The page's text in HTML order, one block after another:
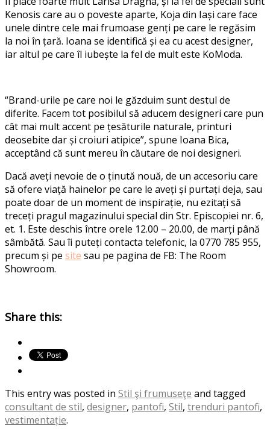
Kenosis care au o poveste aparte, Koja din Iași care face
unele dintre cele mai frumoase genți pe care le regăsim
la noi în țară. Ioana se identifică și ea cu acest designer,
iar altul pe care îl iubește la fel de mult este KoModa.
“Brand-urile pe care noi le găzduim sunt destul de
diferite. Facem tot posibilul să aducem designeri care pun
cât mai mult accent pe țesăturile naturale, printuri
deosebite dar și croiuri atipice”, spune Ioana Bica,
acceptând că sunt mereu în căutare de noi designeri.
Dacă aveți nevoie de o ținută nouă, de un accesoriu care
să ofere viață hainelor pe care le aveți și purtați deja, sau
poate doar de un moment de inspirație, nu ezitați să
treceți pragul magazinului special din Str. Episcopiei nr. 6,
et. 1. Este deschis între orele 12.00 – 20.00, de marți până
sâmbătă. Sau îi puteți contacta telefonic, la 0770 785 955,
precum și pe site sau pe pagina de FB: The Room
Showroom.
Share this:
This entry was posted in Stil şi frumuseţe and tagged
consultant de stil, designer, pantofi, Stil, trenduri pantofi,
vestimentație.